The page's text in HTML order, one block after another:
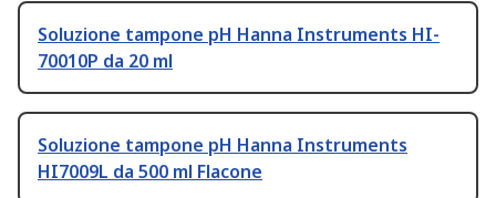
Soluzione tampone pH Hanna Instruments HI-
70010P da 20 ml
Soluzione tampone pH Hanna Instruments
HI7009L da 500 ml Flacone